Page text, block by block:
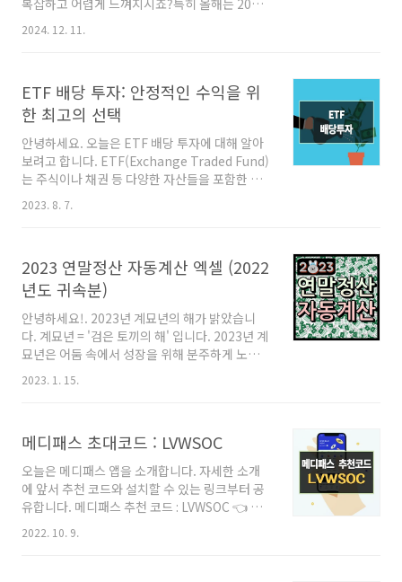
체기를 겪고 있어요. 😥 지난해에는 폐업하거나
휴업한 공인중..
복잡하고 어렵게 느껴지시죠?특히 올해는 2023
년과 비교해서 달라진 부분도 있어 더욱 꼼꼼하
게 챙겨봐야 합니다.하지만 걱정하지 마세요! 제
면,2024년 연말정산의 주요 내용을 파악하
고,2023년과 달라진 점을 쉽게 이해하며,나에게
을 수 있을 거예요! 💰자, 그럼 확인해 볼까요? 🚀
1. 2024년 연말정산, 핵심만 쏙쏙!연말정산이
란?1년 동안 간이세액표에 따라 납부했던 소득세
를 연말에 다시 계산하여, 실제 소득보다 더 낸 세
2024. 12. 11.
ETF 배당 투자: 안정적인 수익을 위
한 최고의 선택
안녕하세요. 오늘은 ETF 배당 투자에 대해 알아
보려고 합니다. ETF(Exchange Traded Fund)
는 주식이나 채권 등 다양한 자산들을 포함한 투
자 상품으로, 배당 주식들을 통해 안정적인 수익
을 추구하는 투자 전략을 말합니다. ETF 배당 투
ETF 배당 투자는 주식 시장에서 안정적인 수익
을 추구하는 전략 중 하나입니다. 이는 주식으로
는 배당금을 수령하는 것을 목표로 합니다. 배당
금은 기업의 이익에 따라 주주들에게 주당 일정
금액을 지급하는 것으로, 투자자들에게 추가적인
수익을 제공합니다. ETF 배당투자는 저렴한 비
2023. 8. 7.
2023 연말정산 자동계산 엑셀 (2022
년도 귀속분)
안녕하세요!. 2023년 계묘년의 해가 밝았습니
다. 계묘년 = '검은 토끼의 해' 입니다. 2023년 계
묘년은 어둠 속에서 성장을 위해 분주하게 노력
하는 토끼의 해라고 합니다. 올해에는 계획하는
모든 일이 잘 이루어지길 기원하겠습니다. 직장
화 서비스는 금일 2023년 1월 15일 부터 제공됩
니다. 1. 연말정산이란? 근로소득은 그 특성상 매
월 발생하므로 매월 소득세를 근로소득 간이세액
표에 의해 원천징수하고 다음해 2월에 실제 부담
할 세액을 정산하는 것입니다. 연말정산 대상자
근로소득이 있는 거주자(전체) 및 비거주자(선
2023. 1. 15.
메디패스 초대코드 : LVWSOC
오늘은 메디패스 앱을 소개합니다. 자세한 소개
에 앞서 추천 코드와 설치할 수 있는 링크부터 공
유합니다. 메디패스 추천 코드 : LVWSOC 👈 꾹
눌러 복사해주세요. 바로 설치하러 가기 : 구글
Playstore / 애플 앱스토어 메디패스ㅣ돈이 되
2022. 10. 9.